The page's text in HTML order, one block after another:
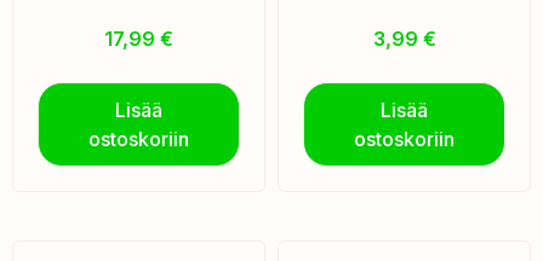
17,99 €
Lisää
ostoskoriin
3,99 €
Lisää
ostoskoriin